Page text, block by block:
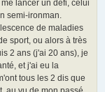
lancer un défi, celui
semi-ironman.
de maladies
sport, ou alors à très
2 ans (j'ai 20 ans), je
et j'ai eu la
tous les 2 dis que